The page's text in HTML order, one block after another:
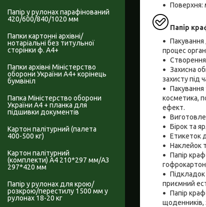
Поверхня:
Папір
процес
Створення
Захисна
захисту під
Пакування
косметика,
ефект.
Бірок та
Етикеток
Наклейок
Папір
приємний
Папір
щоденників,
Папір у рулонах парафінований
420/600/840/1020 мм
Папки картонні архівні/
нотаріальні без титульної
сторінки ф. А4+
Папки архівні Міністерство
оборони України А4+ корінець
бумвініл
Папка Міністерство оборони
України А4 + планка для
підшивки документів
Картон палітурний (палета
400-500 кг)
Картон палітурний
(комплекти) А4 210*297 мм/А3
297*420 мм
Папір у рулонах для крою/
розкрою/перестилу 1500 мм у
рулонах 18-20 кг